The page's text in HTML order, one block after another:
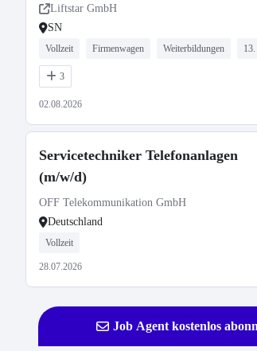
Liftstar GmbH
SN
Vollzeit Firmenwagen Weiterbildungen
3
02.08.2026
Servicetechniker Telefonanlagen
(m/w/d)
OFF Telekommunikation GmbH
Deutschland
Vollzeit
28.07.2026
Job Agent kostenlos